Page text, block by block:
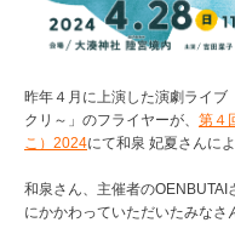
昨年４月に上演した演劇ライブ
クリ～」のフライヤーが、 第４
こ）2024にて和泉 妃夏さんに
和泉さん、主催者のOENBUTAI
にかかわっていただいたみなさ